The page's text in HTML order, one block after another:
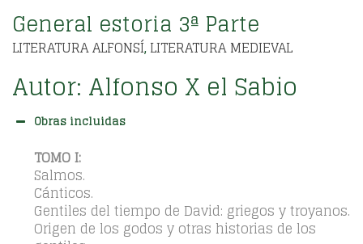
General estoria 3ª Parte
LITERATURA ALFONSÍ, LITERATURA MEDIEVAL
Autor: Alfonso X el Sabio
Obras incluidas
TOMO I:
Salmos.
Cánticos.
Gentiles del tiempo de David: griegos y troyanos.
Origen de los godos y otras historias de los